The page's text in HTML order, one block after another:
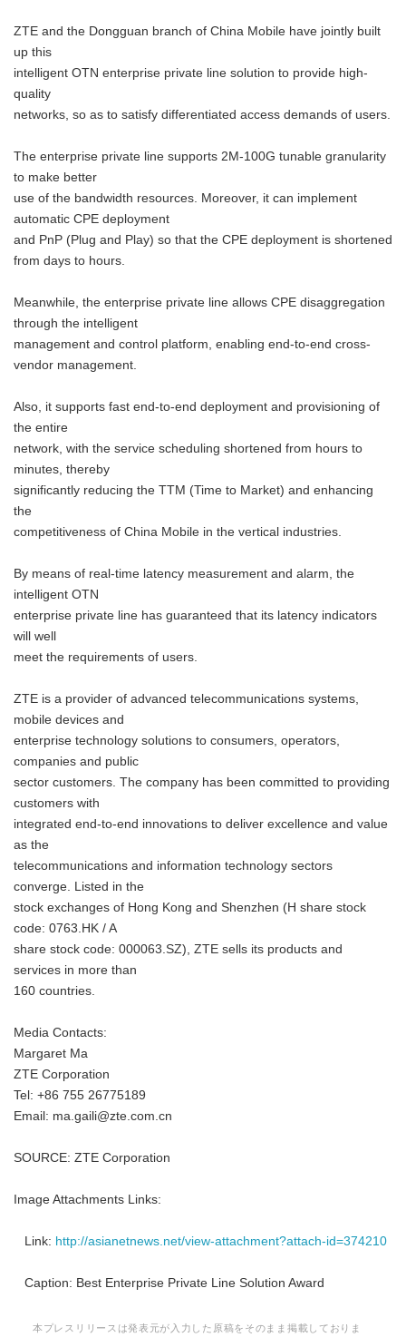
ZTE and the Dongguan branch of China Mobile have jointly built
up this
intelligent OTN enterprise private line solution to provide high-
quality
networks, so as to satisfy differentiated access demands of users.
The enterprise private line supports 2M-100G tunable granularity
to make better
use of the bandwidth resources. Moreover, it can implement
automatic CPE deployment
and PnP (Plug and Play) so that the CPE deployment is shortened
from days to hours.
Meanwhile, the enterprise private line allows CPE disaggregation
through the intelligent
management and control platform, enabling end-to-end cross-
vendor management.
Also, it supports fast end-to-end deployment and provisioning of
the entire
network, with the service scheduling shortened from hours to
minutes, thereby
significantly reducing the TTM (Time to Market) and enhancing
the
competitiveness of China Mobile in the vertical industries.
By means of real-time latency measurement and alarm, the
intelligent OTN
enterprise private line has guaranteed that its latency indicators
will well
meet the requirements of users.
ZTE is a provider of advanced telecommunications systems,
mobile devices and
enterprise technology solutions to consumers, operators,
companies and public
sector customers. The company has been committed to providing
customers with
integrated end-to-end innovations to deliver excellence and value
as the
telecommunications and information technology sectors
converge. Listed in the
stock exchanges of Hong Kong and Shenzhen (H share stock
code: 0763.HK / A
share stock code: 000063.SZ), ZTE sells its products and
services in more than
160 countries.
Media Contacts:
Margaret Ma
ZTE Corporation
Tel: +86 755 26775189
Email: ma.gaili@zte.com.cn
SOURCE: ZTE Corporation
Image Attachments Links:
Link: http://asianetnews.net/view-attachment?attach-id=374210
Caption: Best Enterprise Private Line Solution Award
本プレスリリースは発表元が入力した原稿をそのまま掲載しておりま